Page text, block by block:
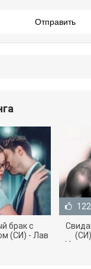
Отправить
брак с
(СИ) - Лав
версия
122